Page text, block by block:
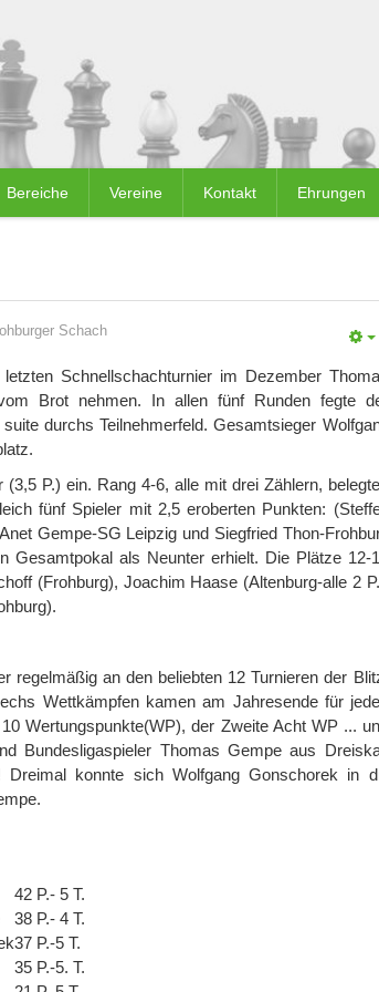
Bereiche Vereine Kontakt Ehrungen
Schach
Schnellschachturnier im Dezember
Brot nehmen. In allen fünf Runden fegte
durchs Teilnehmerfeld. Gesamtsieger
P.) ein. Rang 4-6, alle mit drei Zählern,
fünf Spieler mit 2,5 eroberten Punkten:
Gempe-SG Leipzig und Siegfried Thon-
Gesamtpokal als Neunter erhielt. Die Plätze 12-
(Frohburg), Joachim Haase (Altenburg-alle 2
regelmäßig an den beliebten 12 Turnieren der
Wettkämpfen kamen am Jahresende für
Wertungspunkte(WP), der Zweite Acht WP ...
Bundesligaspieler Thomas Gempe aus
konnte sich Wolfgang Gonschorek in
42 P.- 5 T.
38 P.- 4 T.
37 P.-5 T.
35 P.-5. T.